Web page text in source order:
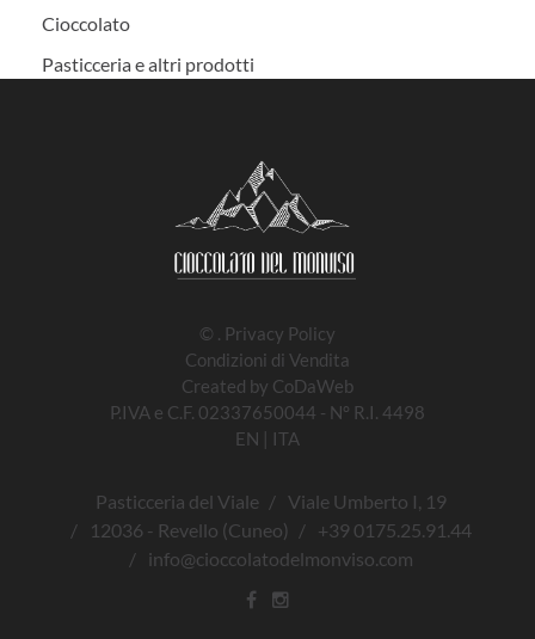
Cioccolato
Pasticceria e altri prodotti
© . Privacy Policy
Condizioni di Vendita
Created by CoDaWeb
P.IVA e C.F. 02337650044 - N° R.I. 4498
EN
ITA
Pasticceria del Viale
Viale Umberto I, 19
12036 - Revello (Cuneo)
+39 0175.25.91.44
info@cioccolatodelmonviso.com